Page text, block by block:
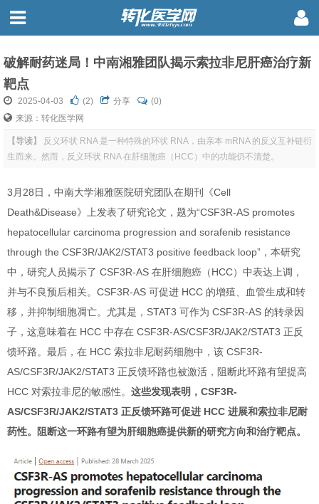
破解耐药迷局！中南湘雅团队揭示索拉非尼肝癌治疗新
靶点
2025-04-03 (2) 分享
(0)
来源：转化医学网
【导读】
反义环状 RNA 是一种特殊的环状 RNA，由亲本 mRNA 的反义互补链衍
生而来。然而，反义环状 RNA 在肝细胞癌（HCC）中的功能仍不清楚。
3月28日，中南大学湘雅医院研究团队在期刊《Cell
Death&Disease》上发表了研究论文，题为“CSF3R-AS promotes
hepatocellular carcinoma progression and sorafenib resistance
through the CSF3R/JAK2/STAT3 positive feedback loop”，本研究
中，研究人员揭示了 CSF3R-AS 在肝细胞癌（HCC）中表达上调，
并与不良预后相关。CSF3R-AS 可促进 HCC 的增殖、血管生成和转
移，并抑制细胞凋亡。尤其是，STAT3 可作为 CSF3R-AS 的转录因
子，这意味着在 HCC 中存在 CSF3R-AS/CSF3R/JAK2/STAT3 正反
馈环路。最后，在 HCC 索拉非尼耐药细胞中，该 CSF3R-
AS/CSF3R/JAK2/STAT3 正反馈环路也被激活，阻断此环路有望提高
HCC 对索拉非尼的敏感性。 这些发现表明，CSF3R-
AS/CSF3R/JAK2/STAT3 正反馈环路可促进 HCC 进展和索拉非尼耐
药性。阻断这一环路有望为肝细胞癌提供新的研究方向和治疗靶点。